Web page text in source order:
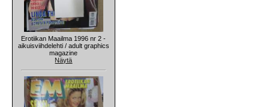
Erotiikan Maailma 1996 nr 2 -
aikuisviihdelehti / adult graphics
magazine
Näytä